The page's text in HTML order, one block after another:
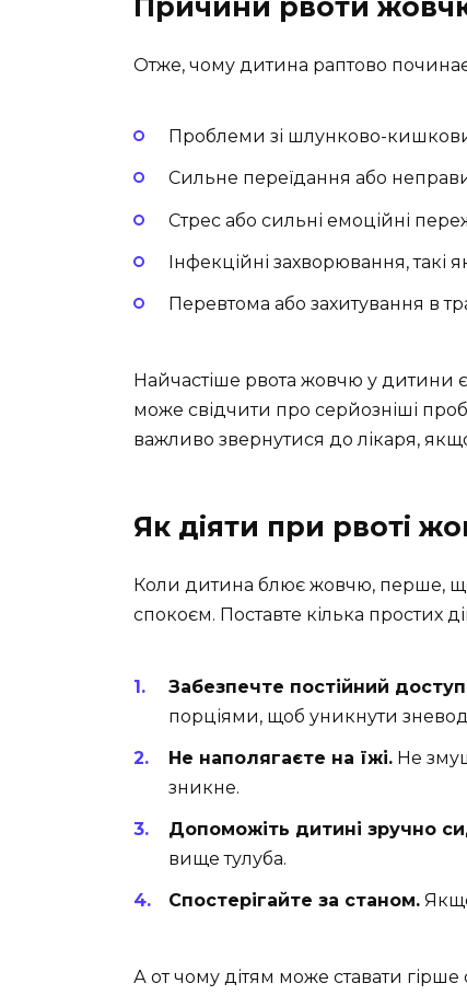
Отже, чому дитина раптово
Проблеми зі шлунково-
Сильне переїдання або
Стрес або сильні емоційні
Інфекційні захворювання, такі
Перевтома або захитування в
Найчастіше рвота жовчю у дитини
може свідчити про серйозніші
важливо звернутися до лікаря,
Як діяти при рвоті
Коли дитина блює жовчю, перше,
спокоєм. Поставте кілька простих
Забезпечте постійний
порціями, щоб уникнути
Не наполягаєте на їжі. Не
зникне.
Допоможіть дитині зручно
вище тулуба.
Спостерігайте за станом.
А от чому дітям може ставати